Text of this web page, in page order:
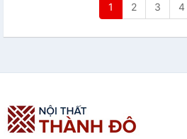
1 2 3 4